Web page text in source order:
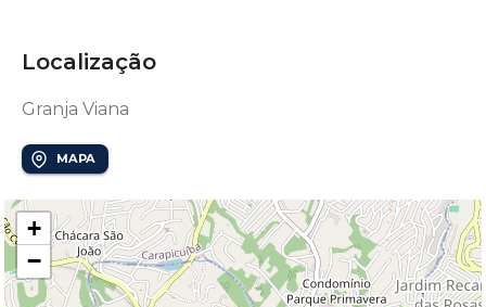
Localização
Granja Viana
MAPA
+
−